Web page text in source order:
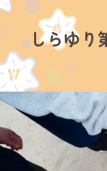
しらゆり